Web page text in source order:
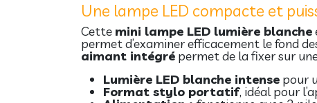
Une lampe LED compacte et
Cette mini lampe LED lumière blanche
permet d’examiner efficacement le fond
aimant intégré permet de la fixer sur
Lumière LED blanche intense pour
Format stylo portatif, idéal pour